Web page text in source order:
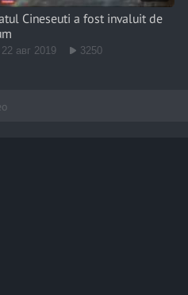
Cineseuti a fost invaluit de
22 авг 2019 3250